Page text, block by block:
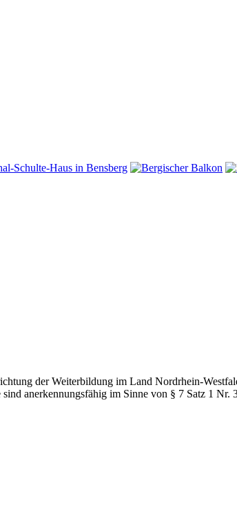
der Weiterbildung im Land Nordrhein-
anerkennungsfähig im Sinne von § 7 Satz 1 Nr.